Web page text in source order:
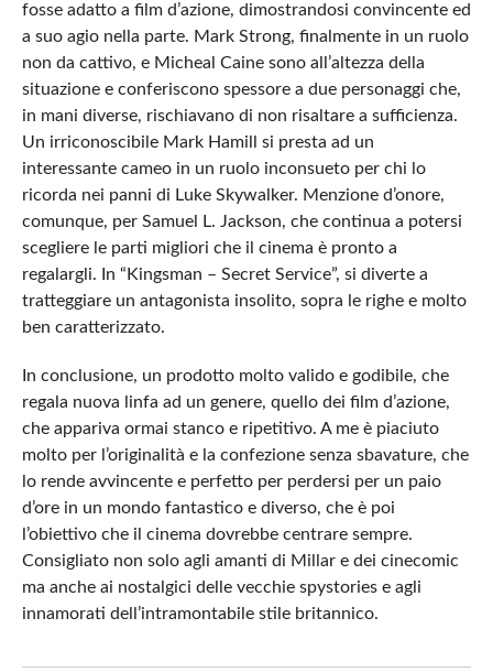
fosse adatto a film d’azione, dimostrandosi convincente ed
a suo agio nella parte. Mark Strong, finalmente in un ruolo
non da cattivo, e Micheal Caine sono all’altezza della
situazione e conferiscono spessore a due personaggi che,
in mani diverse, rischiavano di non risaltare a sufficienza.
Un irriconoscibile Mark Hamill si presta ad un
interessante cameo in un ruolo inconsueto per chi lo
ricorda nei panni di Luke Skywalker. Menzione d’onore,
comunque, per Samuel L. Jackson, che continua a potersi
scegliere le parti migliori che il cinema è pronto a
regalargli. In “Kingsman – Secret Service”, si diverte a
tratteggiare un antagonista insolito, sopra le righe e molto
ben caratterizzato.
In conclusione, un prodotto molto valido e godibile, che
regala nuova linfa ad un genere, quello dei film d’azione,
che appariva ormai stanco e ripetitivo. A me è piaciuto
molto per l’originalità e la confezione senza sbavature, che
lo rende avvincente e perfetto per perdersi per un paio
d’ore in un mondo fantastico e diverso, che è poi
l’obiettivo che il cinema dovrebbe centrare sempre.
Consigliato non solo agli amanti di Millar e dei cinecomic
ma anche ai nostalgici delle vecchie spystories e agli
innamorati dell’intramontabile stile britannico.